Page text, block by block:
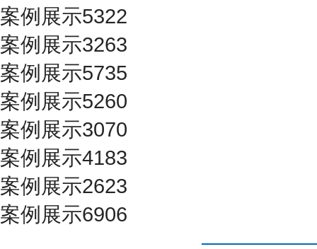
案例展示5322
案例展示3263
案例展示5735
案例展示5260
案例展示3070
案例展示4183
案例展示2623
案例展示6906